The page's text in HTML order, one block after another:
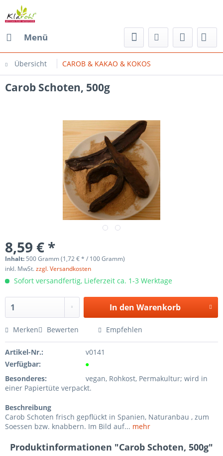
Menü
Übersicht CAROB & KAKAO & KOKOS
Carob Schoten, 500g
8,59 € *
Inhalt: 500 Gramm (1,72 € * / 100 Gramm)
inkl. MwSt.zzgl. Versandkosten
Sofort versandfertig, Lieferzeit ca. 1-3 Werktage
In den Warenkorb
Merken Bewerten Empfehlen
Artikel-Nr.:
v0141
Verfügbar:
●
Besonderes:
vegan, Rohkost, Permakultur; wird in
einer Papiertüte verpackt.
Beschreibung
Carob Schoten frisch gepflückt in Spanien, Naturanbau , zum
Soessen bzw. knabbern. Im Bild auf... mehr
Produktinformationen "Carob Schoten, 500g"